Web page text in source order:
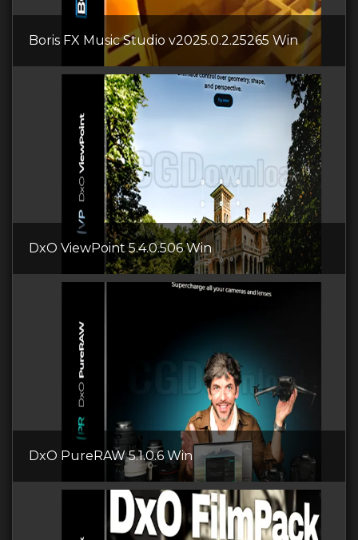
Boris FX Music Studio v2025.0.2.25265 Win
DxO ViewPoint 5.4.0.506 Win
DxO PureRAW 5.1.0.6 Win